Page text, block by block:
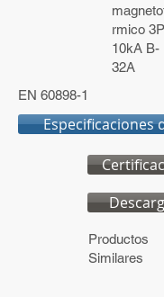
rmico 3P
10kA B-
32A
EN 60898-1
Especificaciones
Productos
Similares